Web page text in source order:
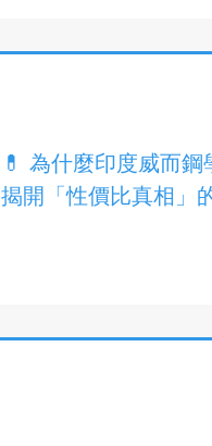
💊 為什麼印度威而
揭開「性價比真相」